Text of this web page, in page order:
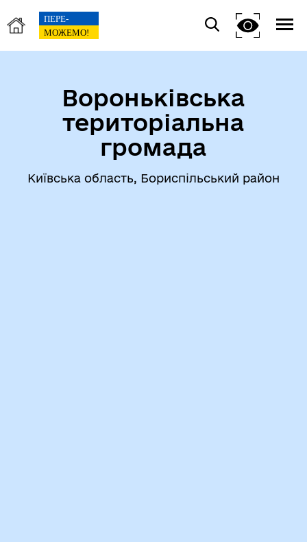
Вороньківська
територіальна
громада
Київська область, Бориспільський район